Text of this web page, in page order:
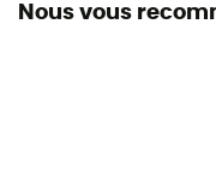
Nous vous